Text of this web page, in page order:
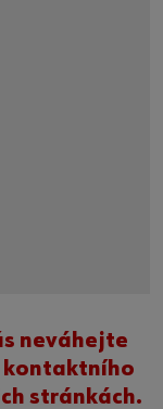
neváhejte
stránkách.